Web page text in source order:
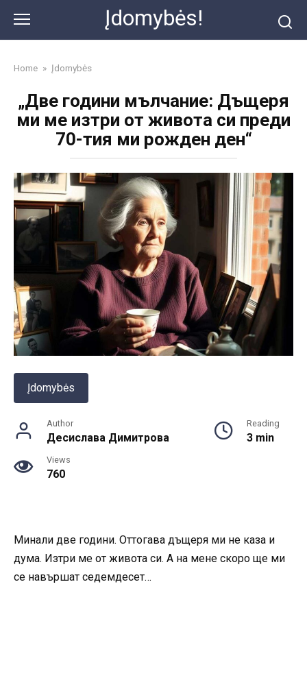
content
Įdomybės!
Home » Įdomybės
„Две години мълчание: Дъщеря
ми ме изтри от живота си преди
70-тия ми рожден ден“
Įdomybės
Author
Десислава Димитрова
Reading
3 min
Views
760
Минали две години. Оттогава дъщеря ми не каза и
дума. Изтри ме от живота си. А на мене скоро ще ми
се навършат седемдесет…